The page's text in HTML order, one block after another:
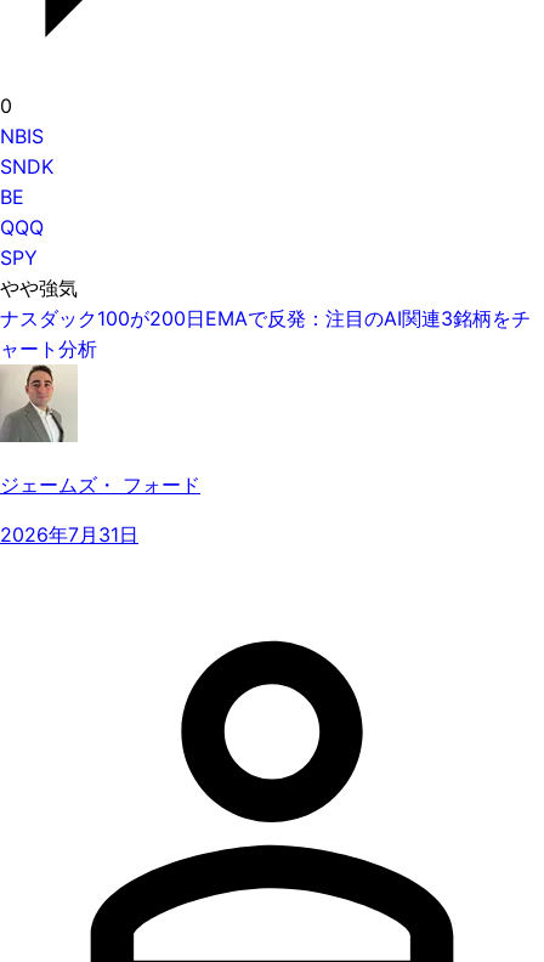
0
NBIS
SNDK
BE
QQQ
SPY
やや強気
ナスダック100が200日EMAで反発：注目のAI関連3銘柄をチ
ャート分析
ジェームズ・ フォード
2026年7月31日